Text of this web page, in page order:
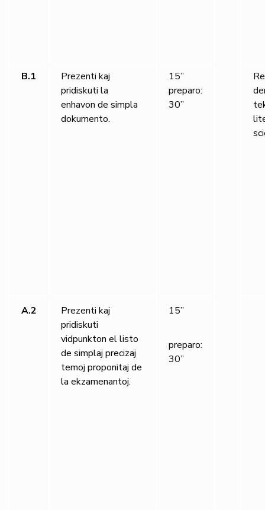
B.1
Prezenti kaj
pridiskuti la
enhavon de simpla
dokumento.
15”
preparo:
30”
A.2
Prezenti kaj
pridiskuti
vidpunkton el listo
de simplaj precizaj
temoj proponitaj de
la ekzamenantoj.
15”
preparo:
30”